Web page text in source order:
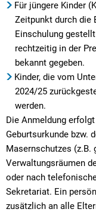
Für jüngere Kinder
Zeitpunkt durch die
Einschulung
rechtzeitig in der
bekannt gegeben.
Kinder, die vom
2024/25
werden.
Die Anmeldung
Geburtsurkunde bzw.
Masernschutzes (z.B.
Verwaltungsräumen
oder nach
Sekretariat. Ein
zusätzlich an alle